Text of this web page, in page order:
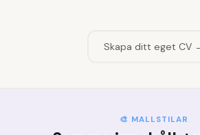
Skapa ditt eget CV
🎨 MALLSTILAR